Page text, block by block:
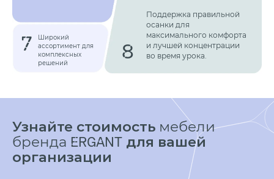
7
Широкий
ассортимент для
комплексных
решений
8
Поддержка правильной
осанки для
максимального комфорта
и лучшей концентрации
во время урока.
Узнайте стоимость мебели
бренда ERGANT для вашей
организации